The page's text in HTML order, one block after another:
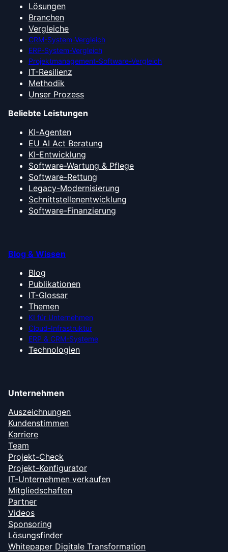
Lösungen
Branchen
Vergleiche
CRM-System-Vergleich
ERP-System-Vergleich
Projektmanagement-Software-Vergleich
IT-Resilienz
Methodik
Unser Prozess
Beliebte Leistungen
KI-Agenten
EU AI Act Beratung
KI-Entwicklung
Software-Wartung & Pflege
Software-Rettung
Legacy-Modernisierung
Schnittstellenentwicklung
Software-Finanzierung
Blog & Wissen
Blog
Publikationen
IT-Glossar
Themen
KI für Unternehmen
Cloud-Infrastruktur
ERP & CRM-Systeme
Technologien
Unternehmen
Auszeichnungen
Kundenstimmen
Karriere
Team
Projekt-Check
Projekt-Konfigurator
IT-Unternehmen verkaufen
Mitgliedschaften
Partner
Videos
Sponsoring
Lösungsfinder
Whitepaper Digitale Transformation